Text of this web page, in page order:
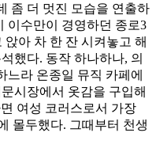
좀 더 멋진 모습을 연출하
이수만이 경영하던 종로3
앉아 차 한 잔 시켜놓고 해
했다. 동작 하나하나, 의
느라 온종일 뮤직 카페에
시장에서 옷감을 구입해
여성 코러스로서 가장
몰두했다. 그때부터 천생